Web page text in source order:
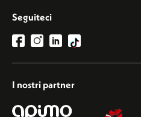
Seguiteci
I nostri partner